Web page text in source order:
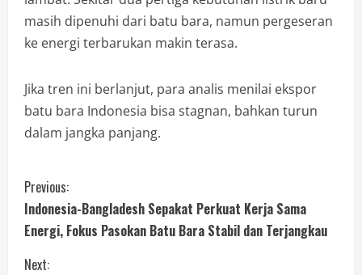
masih dipenuhi dari batu bara, namun pergeseran
ke energi terbarukan makin terasa.
Jika tren ini berlanjut, para analis menilai ekspor
batu bara Indonesia bisa stagnan, bahkan turun
dalam jangka panjang.
Previous:
Indonesia-Bangladesh Sepakat Perkuat Kerja Sama
Energi, Fokus Pasokan Batu Bara Stabil dan Terjangkau
Next: